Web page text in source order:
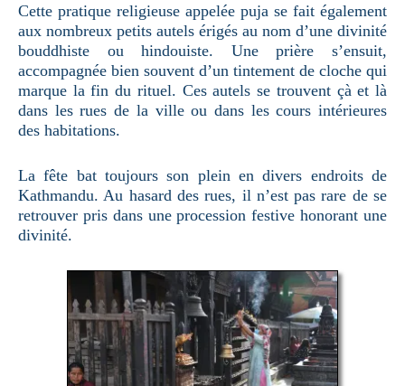
Cette pratique religieuse appelée puja se fait également
aux nombreux petits autels érigés au nom d’une divinité
bouddhiste ou hindouiste. Une prière s’ensuit,
accompagnée bien souvent d’un tintement de cloche qui
marque la fin du rituel. Ces autels se trouvent çà et là
dans les rues de la ville ou dans les cours intérieures
des habitations.
La fête bat toujours son plein en divers endroits de
Kathmandu. Au hasard des rues, il n’est pas rare de se
retrouver pris dans une procession festive honorant une
divinité.